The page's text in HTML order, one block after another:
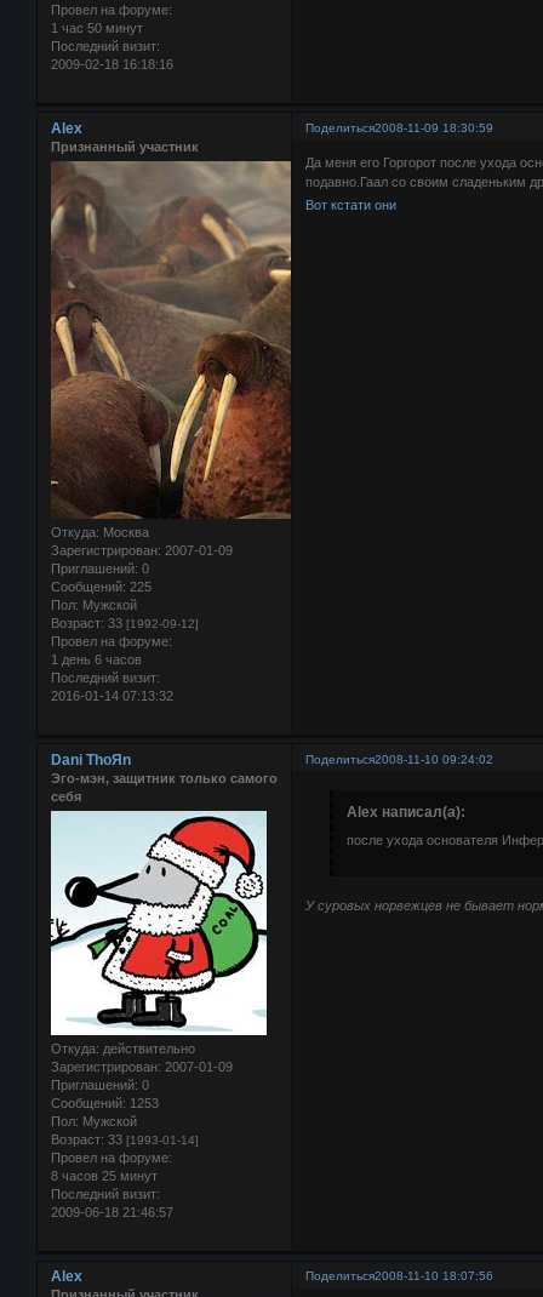
Провел на форуме:
1 час 50 минут
Последний визит:
2009-02-18 16:18:16
Поделиться2008-11-09 18:30:59
Alex
Признанный участник
Откуда: Москва
Зарегистрирован: 2007-01-09
Приглашений: 0
Сообщений: 225
Пол: Мужской
Возраст: 33 [1992-09-12]
Провел на форуме:
1 день 6 часов
Последний визит:
2016-01-14 07:13:32
Да меня его Горгорот после ухода
подавно.Гаал со своим сладеньким
Вот кстати они
Поделиться2008-11-10 09:24:02
Dani ThoЯn
Эго-мэн, защитник только самого
себя
Откуда: действительно
Зарегистрирован: 2007-01-09
Приглашений: 0
Сообщений: 1253
Пол: Мужской
Возраст: 33 [1993-01-14]
Провел на форуме:
8 часов 25 минут
Последний визит:
2009-06-18 21:46:57
Alex написал(а):
после ухода основателя
У суровых норвежцев не бывает
Поделиться2008-11-10 18:07:56
Alex